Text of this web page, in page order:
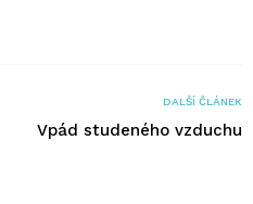
DALŠÍ ČLÁNEK
Vpád studeného vzduchu